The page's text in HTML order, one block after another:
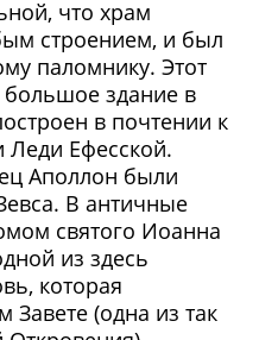
что храм
строением, и был
паломнику. Этот
большое здание в
в почтении к
Леди Ефесской.
Аполлон были
В античные
святого Иоанна
из здесь
которая
(одна из так